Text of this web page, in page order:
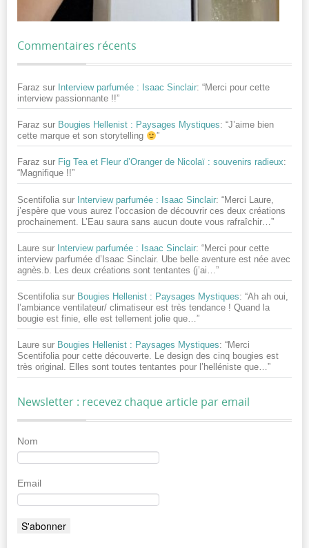
Commentaires récents
Faraz sur Interview parfumée : Isaac Sinclair: “Merci pour cette
interview passionnante !!”
Faraz sur Bougies Hellenist : Paysages Mystiques: “J’aime bien
cette marque et son storytelling
”
Faraz sur Fig Tea et Fleur d’Oranger de Nicolaï : souvenirs radieux:
“Magnifique !!”
Scentifolia sur Interview parfumée : Isaac Sinclair: “Merci Laure,
j’espère que vous aurez l’occasion de découvrir ces deux créations
prochainement. L’Eau saura sans aucun doute vous rafraîchir… ”
Laure sur Interview parfumée : Isaac Sinclair: “Merci pour cette
interview parfumée d’Isaac Sinclair. Ube belle aventure est née avec
agnès.b. Les deux créations sont tentantes (j’ai… ”
Scentifolia sur Bougies Hellenist : Paysages Mystiques: “Ah ah oui,
l’ambiance ventilateur/ climatiseur est très tendance ! Quand la
bougie est finie, elle est tellement jolie que… ”
Laure sur Bougies Hellenist : Paysages Mystiques: “Merci
Scentifolia pour cette découverte. Le design des cinq bougies est
très original. Elles sont toutes tentantes pour l’helléniste que… ”
Newsletter : recevez chaque article par email
Nom
Email